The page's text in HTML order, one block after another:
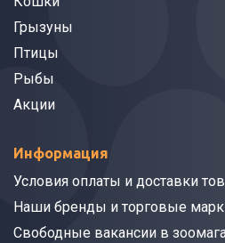
Грызуны
Птицы
Рыбы
Акции
Информация
Условия оплаты и доставки
Наши бренды и торговые
Свободные вакансии в